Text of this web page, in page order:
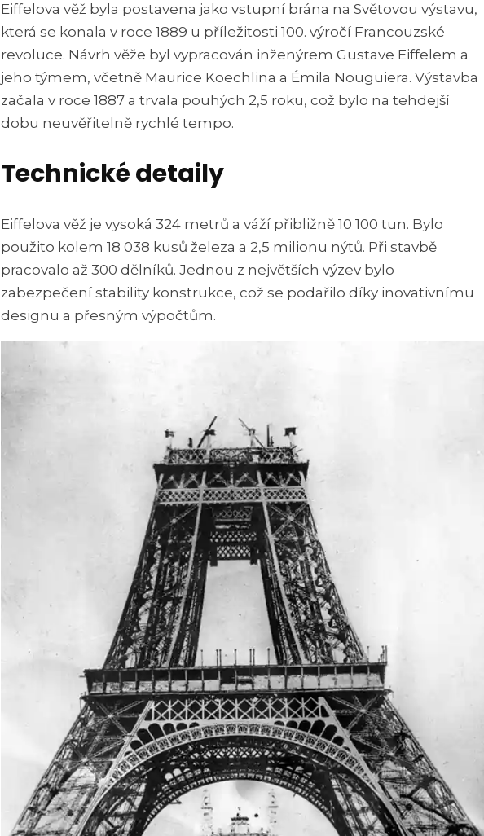
Eiffelova věž byla postavena jako vstupní brána na Světovou výstavu,
která se konala v roce 1889 u příležitosti 100. výročí Francouzské
revoluce. Návrh věže byl vypracován inženýrem Gustave Eiffelem a
jeho týmem, včetně Maurice Koechlina a Émila Nouguiera. Výstavba
začala v roce 1887 a trvala pouhých 2,5 roku, což bylo na tehdejší
dobu neuvěřitelně rychlé tempo.
Technické detaily
Eiffelova věž je vysoká 324 metrů a váží přibližně 10 100 tun. Bylo
použito kolem 18 038 kusů železa a 2,5 milionu nýtů. Při stavbě
pracovalo až 300 dělníků. Jednou z největších výzev bylo
zabezpečení stability konstrukce, což se podařilo díky inovativnímu
designu a přesným výpočtům.